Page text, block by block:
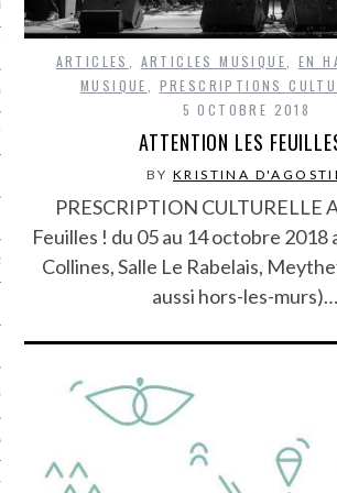
BONHEUR
GUERRE
ARTICLES ARTICLES MUSIQUE EN
MUSIQUE
PRESCRIPTIONS
5 OCTOBRE 2018
ATTENTION LES
BY KRISTINA
PRESCRIPTION CULTURELLE
Feuilles ! du 05 au 14 octobre 2018
Collines, Salle Le Rabelais,
aussi hors-les-